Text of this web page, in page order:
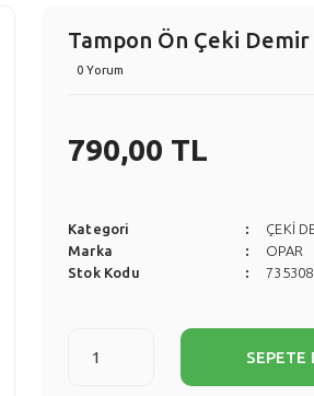
Tampon Ön Çeki Demir
0 Yorum
790,00 TL
Kategori
ÇEKİ
Marka
OPAR
Stok Kodu
SEPETE